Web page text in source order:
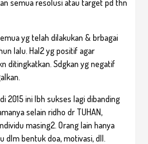
semua resolusi atau target pd thn
yg telah dilakukan & brbagai
lalu. Hal2 yg positif agar
ditingkatkan. Sdgkan yg negatif
2015 ini lbh sukses lagi dibanding
selain ridho dr TUHAN,
masing2. Orang lain hanya
dlm bentuk doa, motivasi, dll.